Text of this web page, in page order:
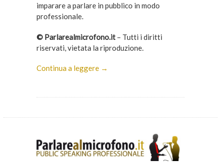
imparare a parlare in pubblico in modo
professionale.
© Parlarealmicrofono.it– Tutti i diritti
riservati, vietata la riproduzione.
Continua a leggere →